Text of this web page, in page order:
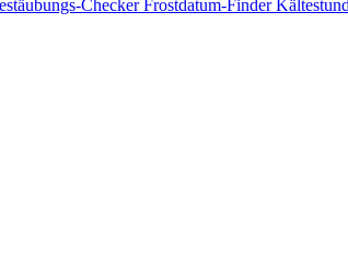
CheckerFrostdatum-Finder